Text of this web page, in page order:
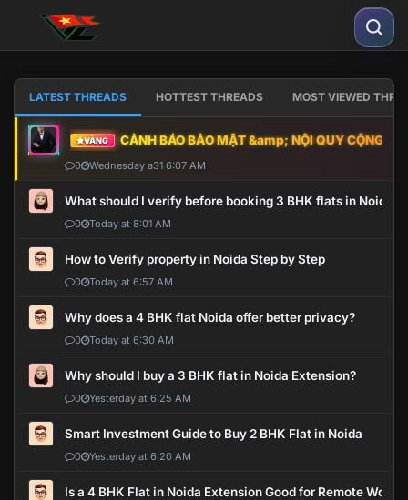
LATEST THREADS HOTTEST THREADS MOST VIEWED
VÀNG CẢNH BÁO BẢO MẬT &amp; NỘI QUY CỘNG
0 Wednesday a31 6:07 AM
What should I verify before booking 3 BHK flats in Noida?
0 Today at 8:01 AM
How to Verify property in Noida Step by Step
0 Today at 6:57 AM
Why does a 4 BHK flat Noida offer better privacy?
0 Today at 6:30 AM
Why should I buy a 3 BHK flat in Noida Extension?
0 Yesterday at 6:25 AM
Smart Investment Guide to Buy 2 BHK Flat in Noida
0 Yesterday at 6:20 AM
Is a 4 BHK Flat in Noida Extension Good for Remote Work?